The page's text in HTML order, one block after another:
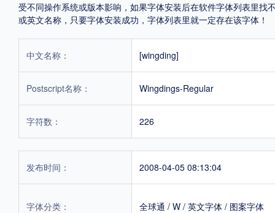
POP字体下载 字库打包下载 海报素材下载
字体新闻 字体文章 字体程序 字体人物 字体网站
受不同操作系统或版本影响，如果字体安装后在软件字体列表里
或英文名称，只要字体安装成功，字体列表里就一定存在该字体！
中文名称： [wingding]
Postscript名称： Wingdings-Regular
字符数： 226
发布时间： 2008-04-05 08:13:04
字体分类： 全球通 / W / 英文字体 / 图案字体